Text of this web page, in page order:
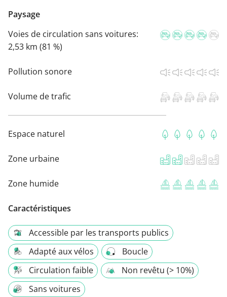
Paysage
Voies de circulation sans voitures:
2,53 km (81 %)
Pollution sonore
Volume de trafic
Espace naturel
Zone urbaine
Zone humide
Caractéristiques
Accessible par les transports publics
Adapté aux vélos
Boucle
Circulation faible
Non revêtu (> 10%)
Sans voitures